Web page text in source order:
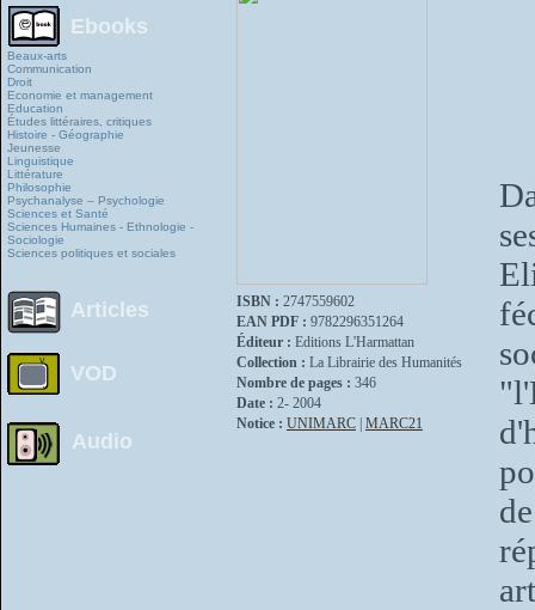
Ebooks
Beaux-arts
Communication
Droit
Economie et management
Education
Études littéraires, critiques
Histoire - Géographie
Jeunesse
Linguistique
Littérature
Philosophie
Psychanalyse – Psychologie
Sciences et Santé
Sciences Humaines - Ethnologie -
Sociologie
Sciences politiques et sociales
Articles
VOD
Audio
ISBN : 2747559602
EAN PDF : 9782296351264
Éditeur : Editions L'Harmattan
Collection : La Librairie des Humanités
Nombre de pages : 346
Date : 2- 2004
Notice : UNIMARC MARC21